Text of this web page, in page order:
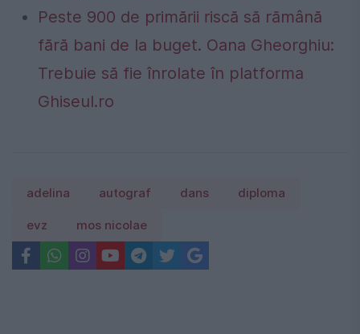
Peste 900 de primării riscă să rămână
fără bani de la buget. Oana Gheorghiu:
Trebuie să fie înrolate în platforma
Ghiseul.ro
adelina autograf dans diploma
evz mos nicolae